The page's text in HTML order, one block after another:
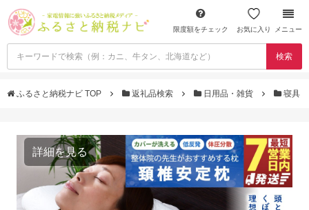
限度額をチェック お気に入り メニュー
検索
ふるさと納税ナビ TOP 返礼品検索 日用品・雑貨 寝具
詳細を見る